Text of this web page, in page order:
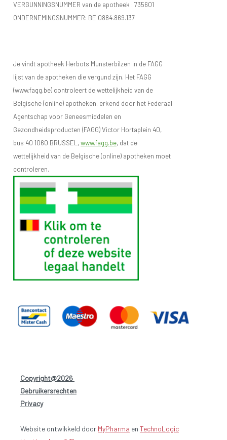
VERGUNNINGSNUMMER van de apotheek : 735601
ONDERNEMINGSNUMMER: BE 0884.869.137
Je vindt apotheek Herbots Munsterbilzen in de FAGG
lijst van de apotheken die vergund zijn. Het FAGG
(www.fagg.be) controleert de wettelijkheid van de
Belgische (online) apotheken. erkend door het Federaal
Agentschap voor Geneesmiddelen en
Gezondheidsproducten (FAGG) Victor Hortaplein 40,
bus 40 1060 BRUSSEL,www.fagg.be, dat de
wettelijkheid van de Belgische (online) apotheken moet
controleren.
Copyright@2026
Gebruikersrechten
Privacy-
Website ontwikkeld door MyPharma en TechnoLogic